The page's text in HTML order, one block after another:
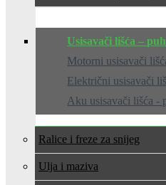
Usisavači lišća –
Motorni usisavači
Električni usisavači
Aku usisavači lišća -
Ralice i freze za snijeg
Ulja i maziva